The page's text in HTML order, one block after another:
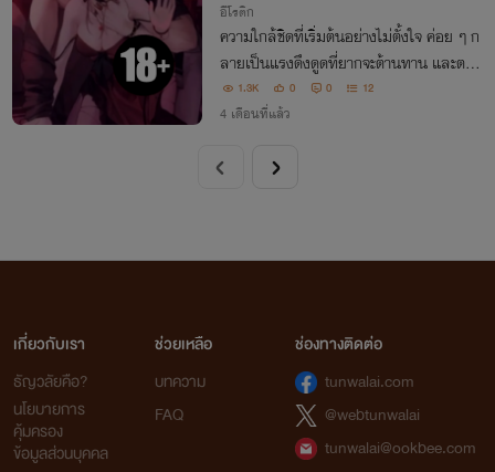
อีโรติก
ความใกล้ชิดที่เริ่มต้นอย่างไม่ตั้งใจ ค่อย ๆ ก
ลายเป็นแรงดึงดูดที่ยากจะต้านทาน และตกอ
ยู่ใต้มนต์เสน่ห์ของกันและกัน
1.3K 0 0 12
4 เดือนที่แล้ว
เกี่ยวกับเรา
ธัญวลัยคือ?
นโยบายการ
คุ้มครอง
ข้อมูลส่วนบุคคล
ช่วยเหลือ
บทความ
FAQ
ช่องทางติดต่อ
tunwalai.com
@webtunwalai
tunwalai@ookbee.com